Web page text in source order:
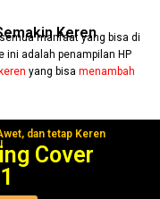
Keren
manfaat yang bisa di
ini adalah penampilan HP
yang bisamenambah
dan tetap Keren
Cover